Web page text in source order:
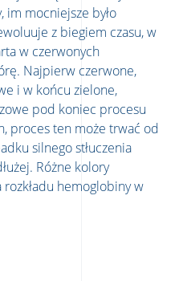
im mocniejsze było
z biegiem czasu, w
w czerwonych
Najpierw czerwone,
i w końcu zielone,
pod koniec procesu
proces ten może trwać od
silnego stłuczenia
Różne kolory
hemoglobiny w